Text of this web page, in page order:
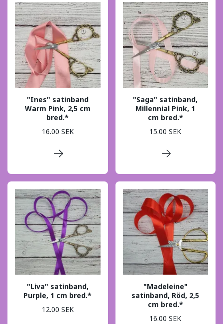
"Ines" satinband
Warm Pink, 2,5 cm
bred.*
16.00 SEK
"Saga" satinband,
Millennial Pink, 1
cm bred.*
15.00 SEK
"Liva" satinband,
Purple, 1 cm bred.*
12.00 SEK
"Madeleine"
satinband, Röd, 2,5
cm bred.*
16.00 SEK